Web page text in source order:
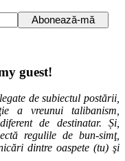
guest!
de subiectul postării,
a vreunui talibanism,
de destinatar. Și,
regulile de bun-simţ,
dintre oaspete (tu) şi